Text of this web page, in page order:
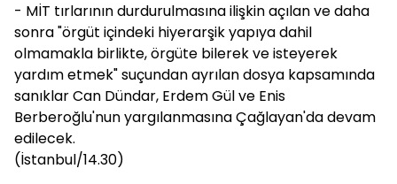
- MİT tırlarının durdurulmasına ilişkin açılan ve daha
sonra "örgüt içindeki hiyerarşik yapıya dahil
olmamakla birlikte, örgüte bilerek ve isteyerek
yardım etmek" suçundan ayrılan dosya kapsamında
sanıklar Can Dündar, Erdem Gül ve Enis
Berberoğlu'nun yargılanmasına Çağlayan'da devam
edilecek.
(İstanbul/14.30)